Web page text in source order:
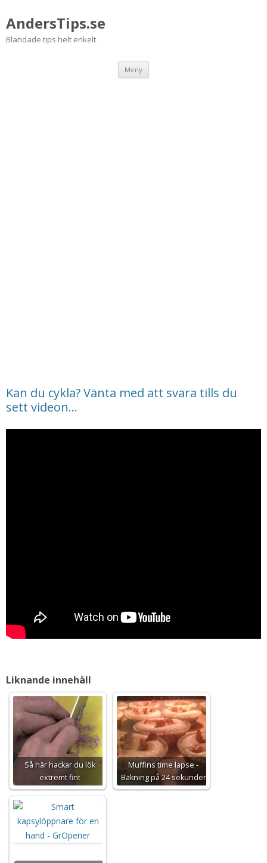
AndersTips.se
Blandade tips helt enkelt
Meny
Kan du cykla? Vänta med att svara tills du
sett videon…
Liknande innehåll
Så här hackar du lök
extremt fint
Muffins time lapse -
Bakning på 24 sekunder